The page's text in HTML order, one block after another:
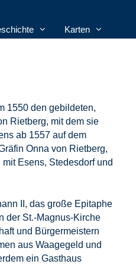
Karten
1550 den gebildeten,
Rietberg, mit dem sie
ab 1557 auf dem
Onna von Rietberg,
Esens, Stedesdorf und
II, das große Epitaphe
der St.-Magnus-Kirche
und Bürgermeistern
aus Waagegeld und
ein Gasthaus